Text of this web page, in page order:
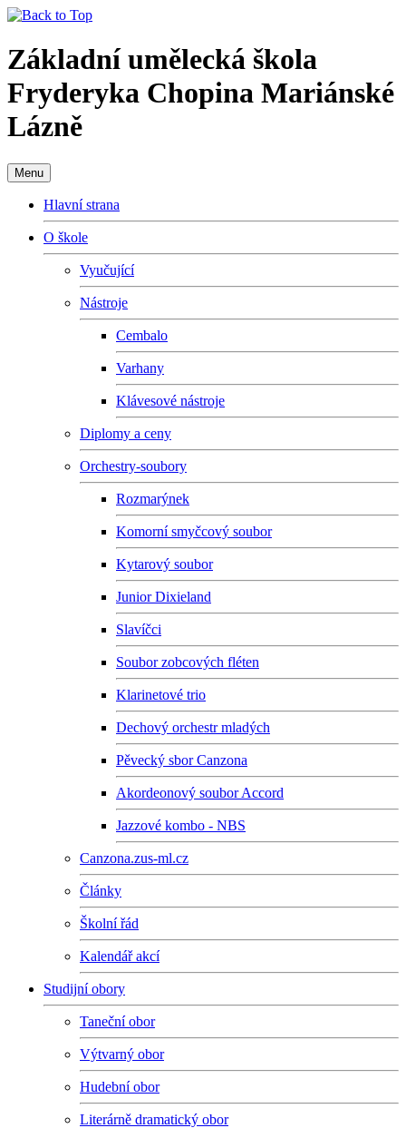
Základní umělecká škola
Fryderyka Chopina Mariánské
Lázně
Menu
Hlavní strana
O škole
Vyučující
Nástroje
Cembalo
Varhany
Klávesové nástroje
Diplomy a ceny
Orchestry-soubory
Rozmarýnek
Komorní smyčcový soubor
Kytarový soubor
Junior Dixieland
Slavíčci
Soubor zobcových fléten
Klarinetové trio
Dechový orchestr mladých
Pěvecký sbor Canzona
Akordeonový soubor Accord
Jazzové kombo - NBS
Canzona.zus-ml.cz
Články
Školní řád
Kalendář akcí
Studijní obory
Taneční obor
Výtvarný obor
Hudební obor
Literárně dramatický obor